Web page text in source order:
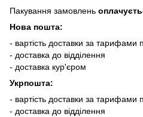
Пакування замовлень
Нова пошта:
- вартість доставки за тарифами
- доставка до відділення
- доставка кур'єром
Укрпошта:
- вартість доставки за тарифами
- доставка до відділення